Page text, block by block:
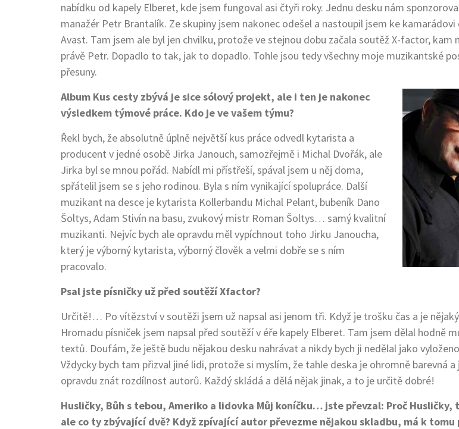
nabídku od kapely Elberet, kde jsem fungoval asi čtyři roky. Jednu desku nám
manažér Petr Brantalík. Ze skupiny jsem nakonec odešel a nastoupil jsem ke kamarádovi
Avast. Tam jsem ale byl jen chvilku, protože ve stejnou dobu začala soutěž X-factor, kam
právě Petr. Dopadlo to tak, jak to dopadlo. Tohle jsou tedy všechny moje muzikantské
přesuny.
Album Kus cesty zbývá je sice sólový projekt, ale i ten je nakonec
výsledkem týmové práce. Kdo je ve vašem týmu?
Řekl bych, že absolutně úplně největší kus práce odvedl kytarista a
producent v jedné osobě Jirka Janouch, samozřejmě i Michal Dvořák, ale
Jirka byl se mnou pořád. Nabídl mi přístřeší, spával jsem u něj doma,
spřátelil jsem se s jeho rodinou. Byla s ním vynikající spolupráce. Další
muzikant na desce je kytarista Kollerbandu Michal Pelant, bubeník Dano
Šoltys, Adam Stivín na basu, zvukový mistr Roman Šoltys… samý kvalitní
muzikanti. Nejvíc bych ale opravdu měl vypíchnout toho Jirku Janoucha,
který je výborný kytarista, výborný člověk a velmi dobře se s ním
pracovalo.
Psal jste písničky už před soutěží Xfactor?
Určitě!… Po vítězství v soutěži jsem už napsal asi jenom tři. Když je trošku čas a je
Hromadu písniček jsem napsal před soutěží v éře kapely Elberet. Tam jsem dělal hodně
textů. Doufám, že ještě budu nějakou desku nahrávat a nikdy bych ji nedělal jako
Vždycky bych tam přizval jiné lidi, protože si myslím, že tahle deska je ohromně barevná a
opravdu znát rozdílnost autorů. Každý skládá a dělá nějak jinak, a to je určitě dobré!
Husličky, Bůh s tebou, Ameriko a lidovka Můj koníčku… jste převzal: Proč Husličky,
ale co ty zbývající dvě? Když zpívající autor převezme nějakou skladbu, má k tomu